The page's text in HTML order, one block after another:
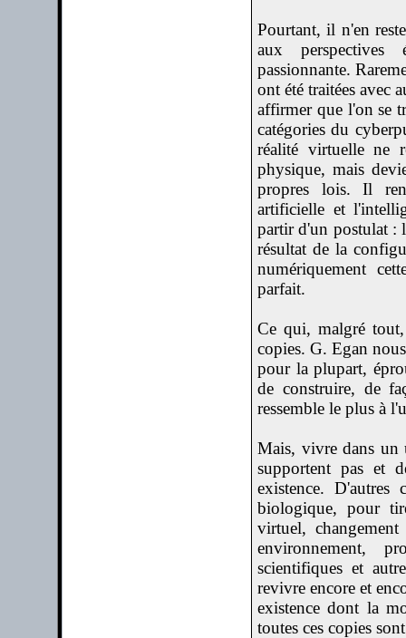
Pourtant, il n'en
aux perspectives
passionnante.
ont été traitées avec
affirmer que l'on se
catégories du
réalité virtuelle ne
physique, mais
propres lois. Il
artificielle et
partir d'un postulat :
résultat de la
numériquement
parfait.
Ce qui, malgré
copies. G. Egan
pour la plupart,
de construire, de
ressemble le plus à
Mais, vivre dans un
supportent pas et
existence. D'autres
biologique, pour
virtuel,
environnement,
scientifiques et
revivre encore et
existence dont la
toutes ces copies